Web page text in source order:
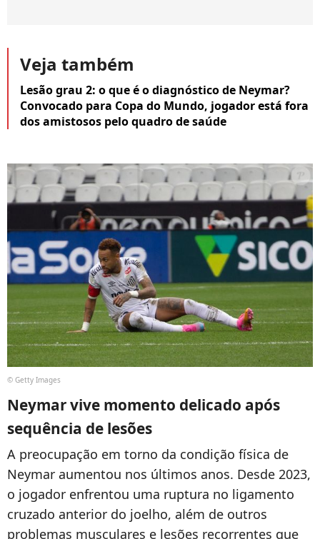
Veja também
Lesão grau 2: o que é o diagnóstico de Neymar?
Convocado para Copa do Mundo, jogador está fora
dos amistosos pelo quadro de saúde
© Getty Images
Neymar vive momento delicado após
sequência de lesões
A preocupação em torno da condição física de
Neymar aumentou nos últimos anos. Desde 2023,
o jogador enfrentou uma ruptura no ligamento
cruzado anterior do joelho, além de outros
problemas musculares e lesões recorrentes que